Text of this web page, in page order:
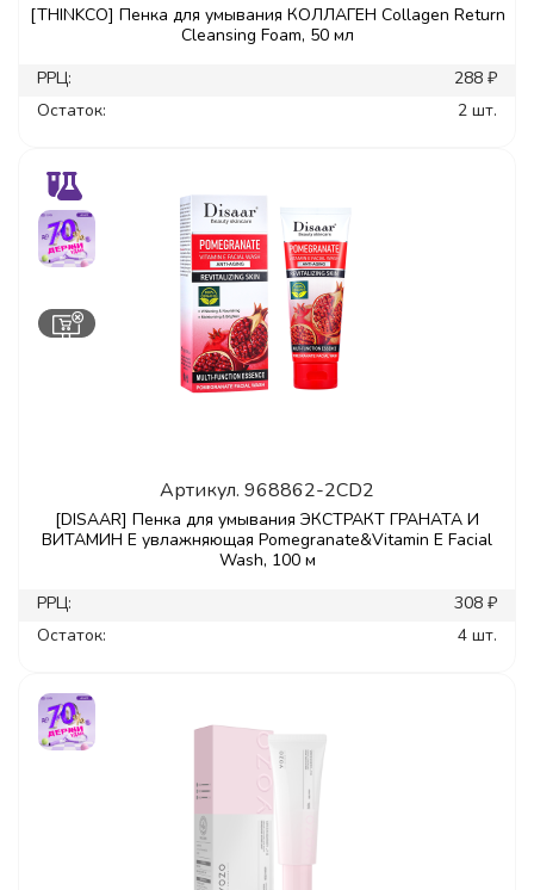
[THINKCO] Пенка для умывания КОЛЛАГЕН Collagen Return
Cleansing Foam, 50 мл
РРЦ:
288 ₽
Остаток:
2 шт.
Артикул. 968862-2CD2
[DISAAR] Пенка для умывания ЭКСТРАКТ ГРАНАТА И
ВИТАМИН Е увлажняющая Pomegranate&Vitamin E Facial
Wash, 100 м
РРЦ:
308 ₽
Остаток:
4 шт.